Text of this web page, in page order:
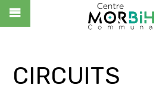
NOUS CONNAÎTRE
ENTREPRENDRE
CIRCUITS